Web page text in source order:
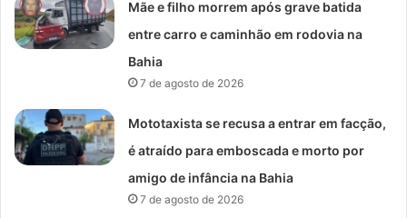
Mãe e filho morrem após grave batida
entre carro e caminhão em rodovia na
Bahia
7 de agosto de 2026
Mototaxista se recusa a entrar em facção,
é atraído para emboscada e morto por
amigo de infância na Bahia
7 de agosto de 2026